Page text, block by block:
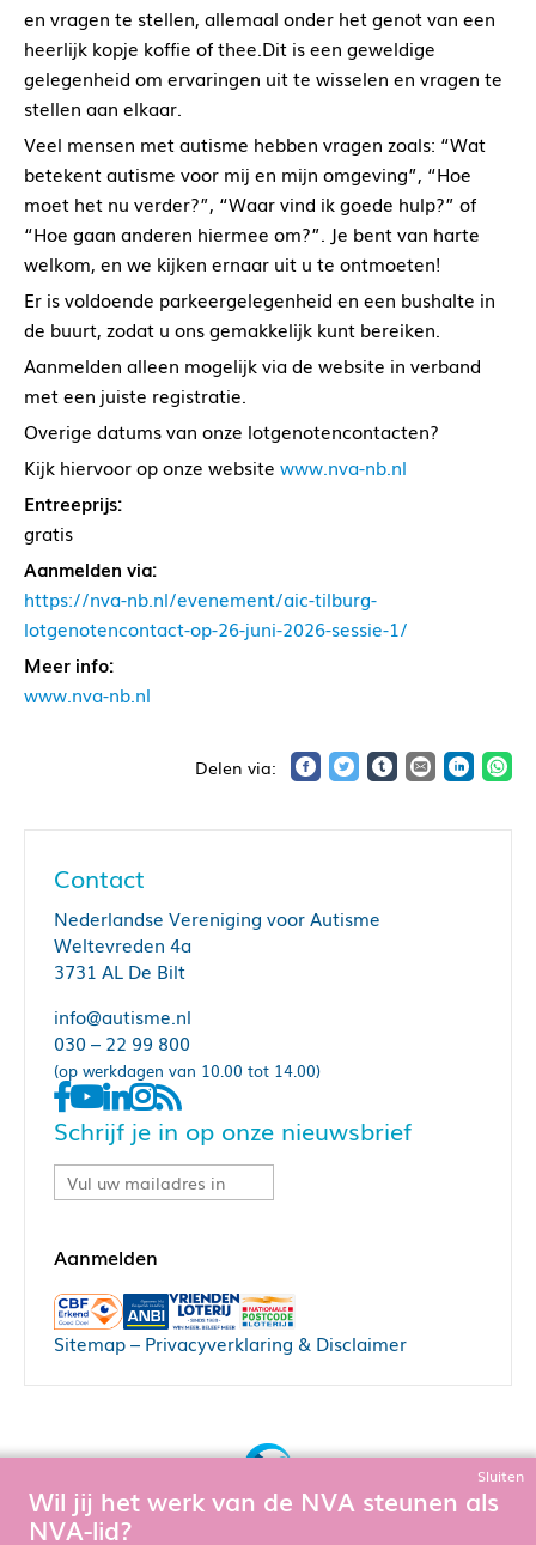
en vragen te stellen, allemaal onder het genot van een
heerlijk kopje koffie of thee.Dit is een geweldige
gelegenheid om ervaringen uit te wisselen en vragen te
stellen aan elkaar.
Veel mensen met autisme hebben vragen zoals: “Wat
betekent autisme voor mij en mijn omgeving”, “Hoe
moet het nu verder?”, “Waar vind ik goede hulp?” of
“Hoe gaan anderen hiermee om?”. Je bent van harte
welkom, en we kijken ernaar uit u te ontmoeten!
Er is voldoende parkeergelegenheid en een bushalte in
de buurt, zodat u ons gemakkelijk kunt bereiken.
Aanmelden alleen mogelijk via de website in verband
met een juiste registratie.
Overige datums van onze lotgenotencontacten?
Kijk hiervoor op onze website www.nva-nb.nl
Entreeprijs:
gratis
Aanmelden via:
https://nva-nb.nl/evenement/aic-tilburg-
lotgenotencontact-op-26-juni-2026-sessie-1/
Meer info:
www.nva-nb.nl
Contact
Nederlandse Vereniging voor Autisme
Weltevreden 4a
3731 AL De Bilt
info@autisme.nl
030 – 22 99 800
(op werkdagen van 10.00 tot 14.00)
Schrijf je in op onze nieuwsbrief
Sitemap– Privacyverklaring & Disclaimer
Sluiten
Wil jij het werk van de NVA steunen als
NVA-lid?